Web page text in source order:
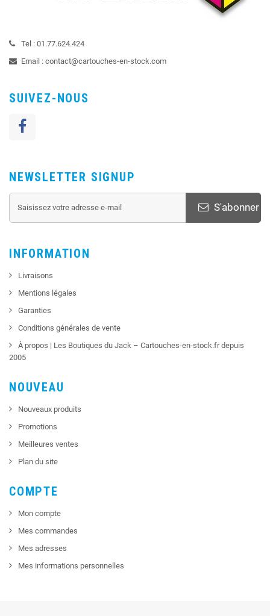
Tel : 01.77.624.424
Email : contact@cartouches-en-stock.com
SUIVEZ-NOUS
NEWSLETTER SIGNUP
S'abonner
INFORMATION
Livraisons
Mentions légales
Garanties
Conditions générales de vente
À propos | Les Boutiques du Jack – Cartouches-en-stock.fr depuis
2005
NOUVEAU
Nouveaux produits
Promotions
Meilleures ventes
Plan du site
COMPTE
Mon compte
Mes commandes
Mes adresses
Mes informations personnelles